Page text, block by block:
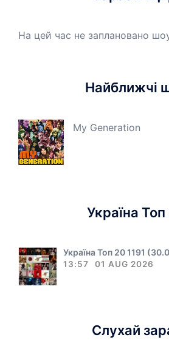
На цей час не заплановано
Найближчі
My Generation
Україна
Україна Топ 20 1191
13:57 01 AUG 2026
Слухай